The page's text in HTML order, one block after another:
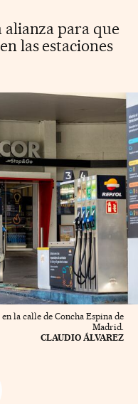
para que
las estaciones
la calle de Concha Espina de
Madrid.
CLAUDIO ÁLVAREZ